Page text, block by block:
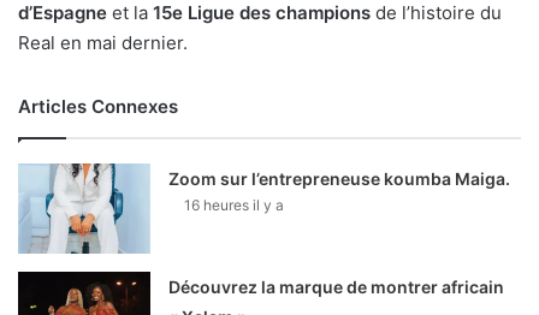
d’Espagne et la 15e Ligue des champions de l’histoire du
Real en mai dernier.
Articles Connexes
Zoom sur l’entrepreneuse koumba Maiga.
16 heures il y a
Découvrez la marque de montrer africain